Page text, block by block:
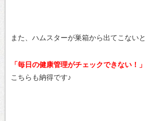
また、ハムスターが巣箱から出てこないと
「毎日の健康管理がチェックできない！」
こちらも納得です♪